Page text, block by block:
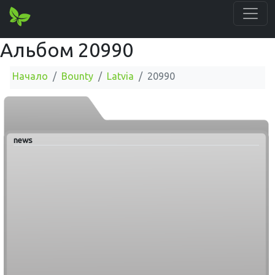
Альбом 20990
Начало Bounty Latvia 20990
news